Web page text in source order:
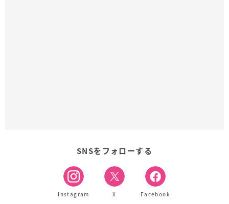
SNSをフォローする
Instagram X Facebook